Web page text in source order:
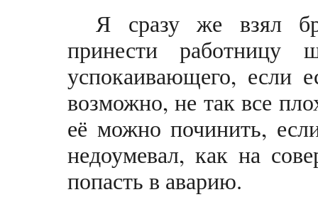
Я сразу же взял
принести работницу
успокаивающего, если
возможно, не так все
её можно починить,
недоумевал, как на
попасть в аварию.